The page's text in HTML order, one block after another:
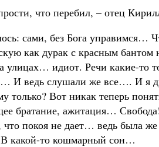
что перебил, – отец
сами, без Бога управимся…
как дурак с красным бантом
улицах… идиот. Речи какие-
И ведь слушали же все…. И я
только? Вот никак теперь
братание, ажитация…
что покоя не дает… ведь была
В какой-то кошмарный сон…